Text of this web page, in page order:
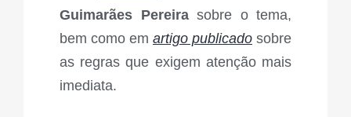
Guimarães Pereirasobre o tema,
bem como em artigo publicado sobre
as regras que exigem atenção mais
imediata.